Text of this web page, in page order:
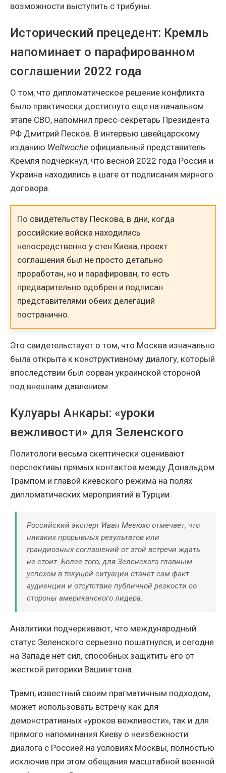
возможности выступить с трибуны.
Исторический прецедент: Кремль
напоминает о парафированном
соглашении 2022 года
О том, что дипломатическое решение конфликта
было практически достигнуто еще на начальном
этапе СВО, напомнил пресс-секретарь Президента
РФ Дмитрий Песков. В интервью швейцарскому
изданию Weltwoche официальный представитель
Кремля подчеркнул, что весной 2022 года Россия и
Украина находились в шаге от подписания мирного
договора.
По свидетельству Пескова, в дни, когда
российские войска находились
непосредственно у стен Киева, проект
соглашения был не просто детально
проработан, но и парафирован, то есть
предварительно одобрен и подписан
представителями обеих делегаций
постранично.
Это свидетельствует о том, что Москва изначально
была открыта к конструктивному диалогу, который
впоследствии был сорван украинской стороной
под внешним давлением.
Кулуары Анкары: «уроки
вежливости» для Зеленского
Политологи весьма скептически оценивают
перспективы прямых контактов между Дональдом
Трампом и главой киевского режима на полях
дипломатических мероприятий в Турции.
Российский эксперт Иван Мезюхо отмечает, что
никаких прорывных результатов или
грандиозных соглашений от этой встречи ждать
не стоит. Более того, для Зеленского главным
успехом в текущей ситуации станет сам факт
аудиенции и отсутствие публичной резкости со
стороны американского лидера.
Аналитики подчеркивают, что международный
статус Зеленского серьезно пошатнулся, и сегодня
на Западе нет сил, способных защитить его от
жесткой риторики Вашингтона.
Трамп, известный своим прагматичным подходом,
может использовать встречу как для
демонстративных «уроков вежливости», так и для
прямого напоминания Киеву о неизбежности
диалога с Россией на условиях Москвы, полностью
исключив при этом обещания масштабной военной